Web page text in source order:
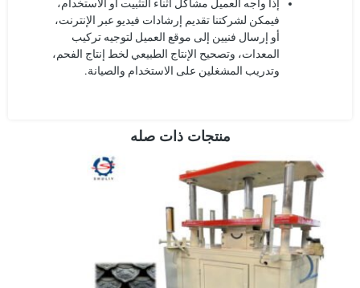
إذا واجه العميل مشاكل أثناء التثبيت أو الاستخدام،
فيمكن لشركتنا تقديم إرشادات فيديو عبر الإنترنت،
أو إرسال فنيين إلى موقع العميل لتوجيه تركيب
المعدات، وتصحيح الإنتاج الطبيعي لخط إنتاج الفحم،
وتدريب المشغلين على الاستخدام والصيانة.
منتجات ذات صله